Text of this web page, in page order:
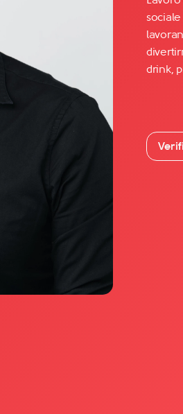
drink,